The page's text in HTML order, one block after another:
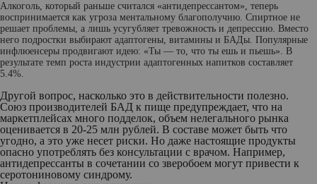
Алкоголь, который раньше считался «антидепрессантом», теперь
воспринимается как угроза ментальному благополучию. Спиртное не
решает проблемы, а лишь усугубляет тревожность и депрессию. Вместо
него подростки выбирают адаптогены, витамины и БАДы. Популярные
инфлюенсеры продвигают идею: «Ты — то, что ты ешь и пьешь». В
результате темп роста индустрии адаптогенных напитков составляет
5.4%.
Другой вопрос, насколько это в действительности полезно.
Союз производителей БАД к пище предупреждает, что на
маркетплейсах много подделок, объем нелегального рынка
оценивается в 20-25 млн рублей. В составе может быть что
угодно, а это уже несет риски. Но даже настоящие продукты
опасно употреблять без консультации с врачом. Например,
антидепрессанты в сочетании со зверобоем могут привести к
серотониновому синдрому.